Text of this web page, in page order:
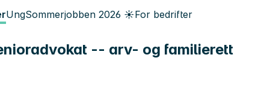
UngSommerjobben 2026 ☀️For bedrifter
-- arv- og familierett